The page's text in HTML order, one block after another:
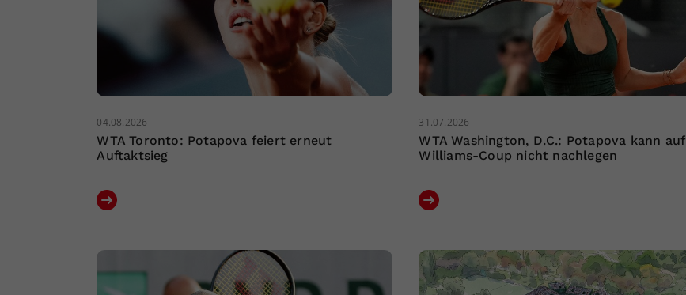
04.08.2026
WTA Toronto: Potapova feiert erneut
Auftaktsieg
31.07.2026
WTA Washington, D.C.: Potapova kann auf
Williams-Coup nicht nachlegen